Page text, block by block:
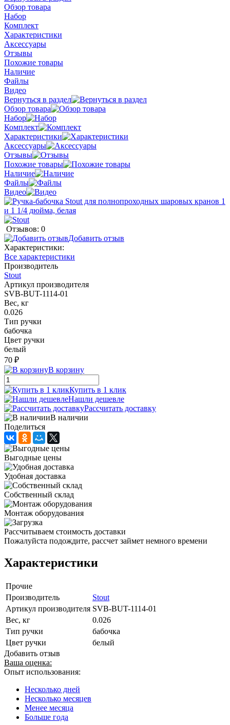
Обзор товара
Набор
Комплект
Характеристики
Аксессуары
Отзывы
Похожие товары
Наличие
Файлы
Видео
Вернуться в раздел
Обзор товара
Набор
Комплект
Характеристики
Аксессуары
Отзывы
Похожие товары
Наличие
Файлы
Видео
Отзывов: 0
Добавить отзыв
Характеристики:
Все характеристики
Производитель
Stout
Артикул производителя
SVB-BUT-1114-01
Вес, кг
0.026
Тип ручки
бабочка
Цвет ручки
белый
70 ₽
В корзину
Купить в 1 клик
Нашли дешевле
Рассчитать доставку
В наличии
Поделиться
Выгодные цены
Удобная доставка
Собственный склад
Монтаж оборудования
Рассчитываем стоимость доставки
Пожалуйста подождите, рассчет займет немного времени
Характеристики
Прочие
Производитель
Stout
Артикул производителя SVB-BUT-1114-01
Вес, кг
0.026
Тип ручки
бабочка
Цвет ручки
белый
Добавить отзыв
Ваша оценка:
Опыт использования:
Несколько дней
Несколько месяцев
Менее месяца
Больше года